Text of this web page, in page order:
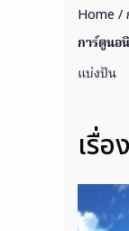
Home /
การ์ตูนอ
แบ่งปัน
เรื่อ